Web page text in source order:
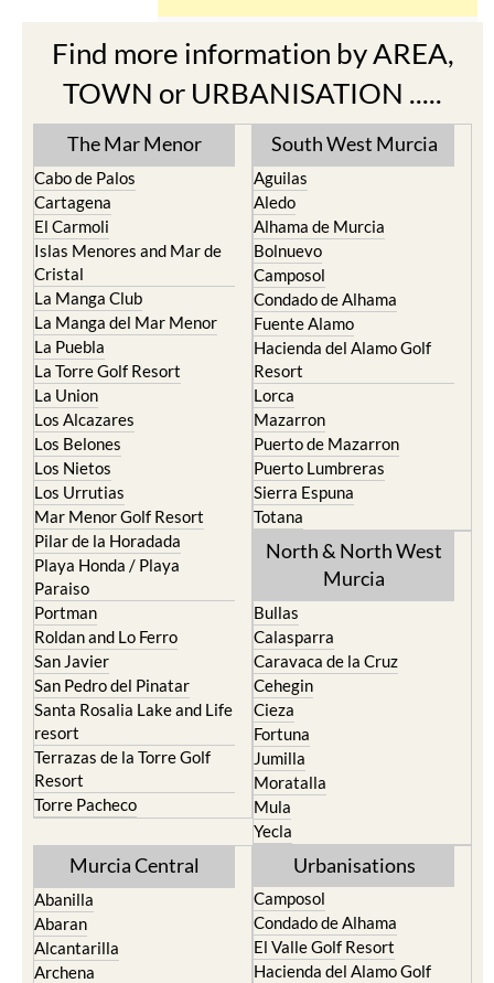
Find more information by AREA,
TOWN or URBANISATION .....
The Mar Menor
Cabo de Palos
Cartagena
El Carmoli
Islas Menores and Mar de
Cristal
La Manga Club
La Manga del Mar Menor
La Puebla
La Torre Golf Resort
La Union
Los Alcazares
Los Belones
Los Nietos
Los Urrutias
Mar Menor Golf Resort
Pilar de la Horadada
Playa Honda / Playa
Paraiso
Portman
Roldan and Lo Ferro
San Javier
San Pedro del Pinatar
Santa Rosalia Lake and Life
resort
Terrazas de la Torre Golf
Resort
Torre Pacheco
South West Murcia
Aguilas
Aledo
Alhama de Murcia
Bolnuevo
Camposol
Condado de Alhama
Fuente Alamo
Hacienda del Alamo Golf
Resort
Lorca
Mazarron
Puerto de Mazarron
Puerto Lumbreras
Sierra Espuna
Totana
North & North West
Murcia
Bullas
Calasparra
Caravaca de la Cruz
Cehegin
Cieza
Fortuna
Jumilla
Moratalla
Mula
Yecla
Murcia Central
Abanilla
Abaran
Alcantarilla
Archena
Urbanisations
Camposol
Condado de Alhama
El Valle Golf Resort
Hacienda del Alamo Golf